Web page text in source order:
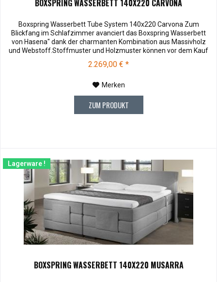
BOXSPRING WASSERBETT 140X220 CARVONA
Boxspring Wasserbett Tube System 140x220 Carvona Zum
Blickfang im Schlafzimmer avanciert das Boxspring Wasserbett
von Hasena" dank der charmanten Kombination aus Massivholz
und Webstoff.Stoffmuster und Holzmuster können vor dem Kauf
für € 3,00 zu Ihnen versendet werden. Bei Rücksendung werden
Ihnen die 3,00 € wieder vergütet. Die Muster können Sie unter
2.269,00 € *
Merken
ZUM PRODUKT
Lagerware !
BOXSPRING WASSERBETT 140X220 MUSARRA